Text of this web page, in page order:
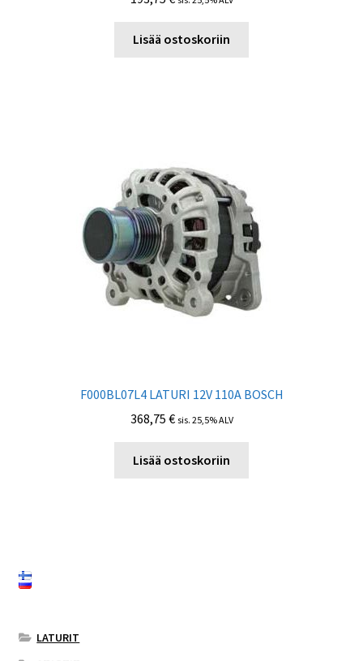
Lisää ostoskoriin
F000BL07L4 LATURI 12V 110А BOSCH
368,75 € sis. 25,5% ALV
Lisää ostoskoriin
LATURIT